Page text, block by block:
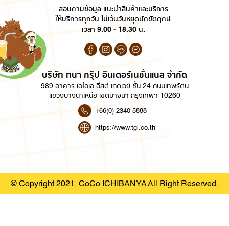
สอบถามข้อมูล แนะนำสินค้าและบริการ
ให้บริการทุกวัน ไม่เว้นวันหยุดนักขัตฤกษ์
เวลา 9.00 - 18.30 น.
บริษัท ทนา กรุ๊ป อินเตอร์เนชั่นแนล จำกัด
989 อาคาร เอไอเอ อีสต์ เกตเวย์ ชั้น 24 ถนนเทพรัตน
แขวงบางนาเหนือ เขตบางนา กรุงเทพฯ 10260
+66(0) 2340 5888
https://www.tgi.co.th
© Copyright 2021. CoCo ICHIBANYA All Right Reserved.